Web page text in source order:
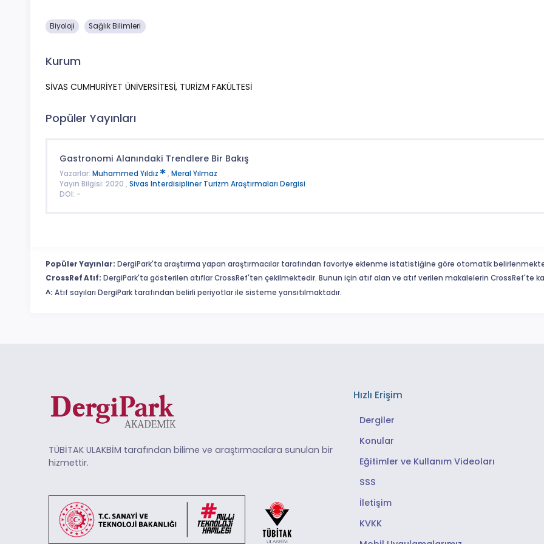
Biyoloji Sağlık Bilimleri
Kurum
SİVAS CUMHURİYET ÜNİVERSİTESİ, TURİZM FAKÜLTESİ
Popüler Yayınları
Gastronomi Alanındaki Trendlere Bir Bakış
Yazarlar: Muhammed Yıldız , Meral Yılmaz
Yayın Bilgisi: 2020 , Sivas Interdisipliner Turizm Araştırmaları Dergisi
DOI: -
Popüler Yayınlar: DergiPark'ta araştırma yapan araştırmacılar tarafından favoriye eklenme istatistiğine göre otomatik
CrossRef Atıf: DergiPark'ta gösterilen atıflar CrossRef'ten çekilmektedir. Bunun için atıf alan ve atıf verilen makalelerin CrossRef'te
^: Atıf sayıları DergiPark tarafından belirli periyotlar ile sisteme yansıtılmaktadır.
TÜBİTAK ULAKBİM tarafından bilime ve araştırmacılara sunulan bir
hizmettir.
Hızlı Erişim
Dergiler
Konular
Eğitimler ve Kullanım Videoları
SSS
İletişim
KVKK